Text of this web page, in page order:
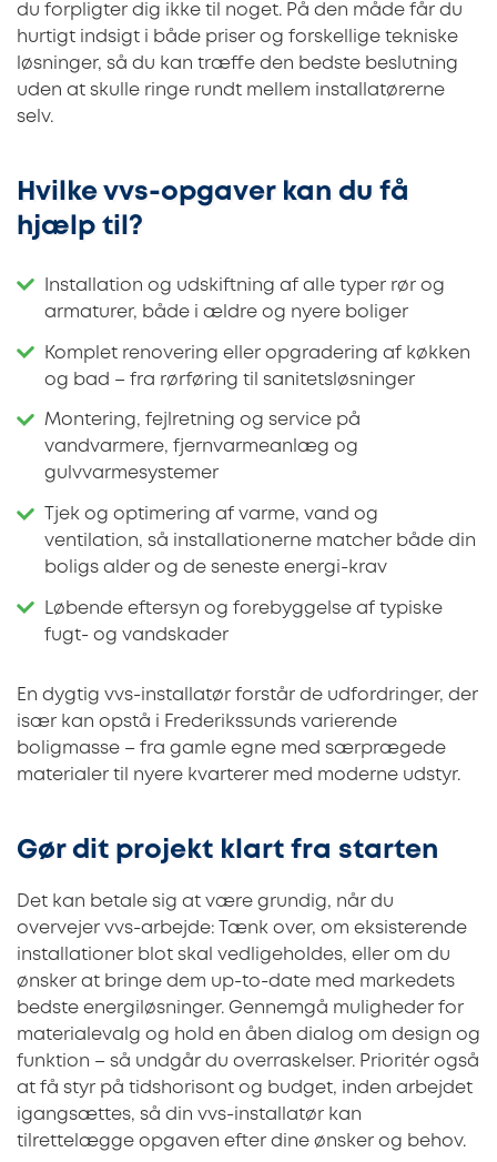
du forpligter dig ikke til noget. På den måde får du
hurtigt indsigt i både priser og forskellige tekniske
løsninger, så du kan træffe den bedste beslutning
uden at skulle ringe rundt mellem installatørerne
selv.
Hvilke vvs-opgaver kan du få
hjælp til?
Installation og udskiftning af alle typer rør og
armaturer, både i ældre og nyere boliger
Komplet renovering eller opgradering af køkken
og bad – fra rørføring til sanitetsløsninger
Montering, fejlretning og service på
vandvarmere, fjernvarmeanlæg og
gulvvarmesystemer
Tjek og optimering af varme, vand og
ventilation, så installationerne matcher både din
boligs alder og de seneste energi-krav
Løbende eftersyn og forebyggelse af typiske
fugt- og vandskader
En dygtig vvs-installatør forstår de udfordringer, der
især kan opstå i Frederikssunds varierende
boligmasse – fra gamle egne med særprægede
materialer til nyere kvarterer med moderne udstyr.
Gør dit projekt klart fra starten
Det kan betale sig at være grundig, når du
overvejer vvs-arbejde: Tænk over, om eksisterende
installationer blot skal vedligeholdes, eller om du
ønsker at bringe dem up-to-date med markedets
bedste energiløsninger. Gennemgå muligheder for
materialevalg og hold en åben dialog om design og
funktion – så undgår du overraskelser. Prioritér også
at få styr på tidshorisont og budget, inden arbejdet
igangsættes, så din vvs-installatør kan
tilrettelægge opgaven efter dine ønsker og behov.